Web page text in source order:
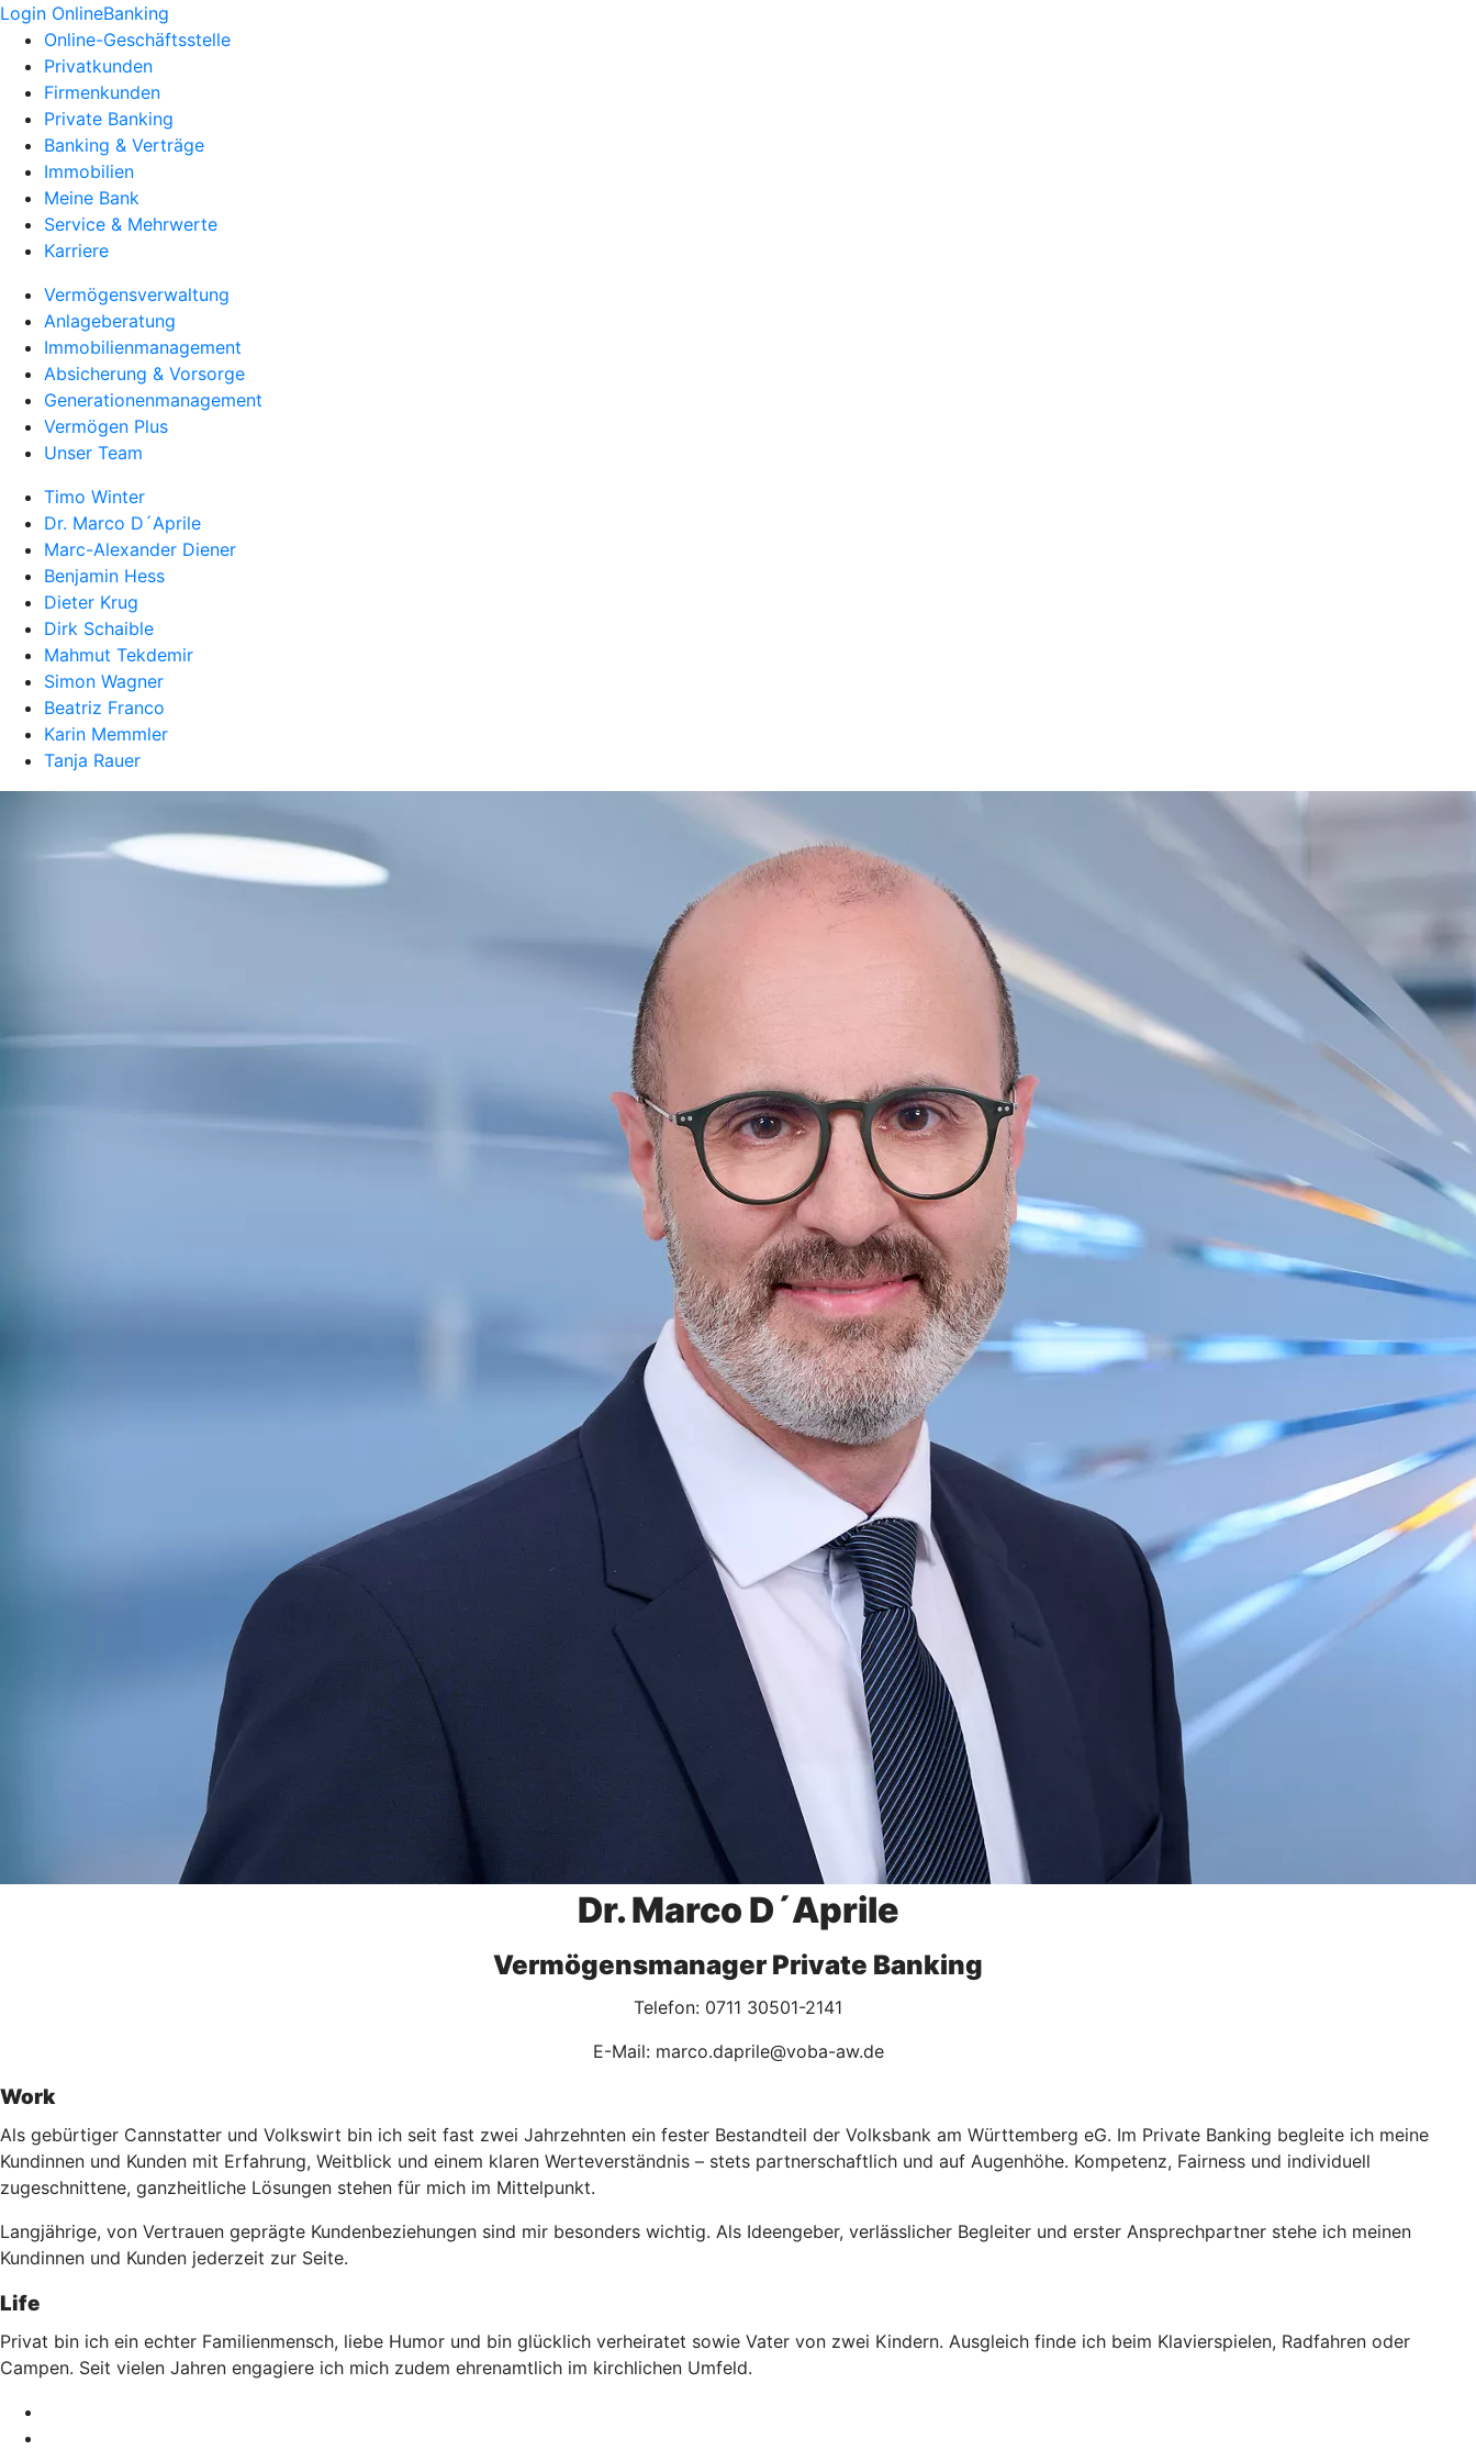
Login OnlineBanking
Online-Geschäftsstelle
Privatkunden
Firmenkunden
Private Banking
Banking & Verträge
Immobilien
Meine Bank
Service & Mehrwerte
Karriere
Vermögensverwaltung
Anlageberatung
Immobilienmanagement
Absicherung & Vorsorge
Generationenmanagement
Vermögen Plus
Unser Team
Timo Winter
Dr. Marco D´Aprile
Marc-Alexander Diener
Benjamin Hess
Dieter Krug
Dirk Schaible
Mahmut Tekdemir
Simon Wagner
Beatriz Franco
Karin Memmler
Tanja Rauer
Dr. Marco D´Aprile
Vermögensmanager Private Banking
Telefon: 0711 30501-2141
E-Mail: marco.daprile@voba-aw.de
Work
Als gebürtiger Cannstatter und Volkswirt bin ich seit fast zwei Jahrzehnten ein fester Bestandteil der Volksbank am Württemberg eG. Im Private Banking begleite ich meine
Kundinnen und Kunden mit Erfahrung, Weitblick und einem klaren Werteverständnis – stets partnerschaftlich und auf Augenhöhe. Kompetenz, Fairness und individuell
zugeschnittene, ganzheitliche Lösungen stehen für mich im Mittelpunkt.
Langjährige, von Vertrauen geprägte Kundenbeziehungen sind mir besonders wichtig. Als Ideengeber, verlässlicher Begleiter und erster Ansprechpartner stehe ich meinen
Kundinnen und Kunden jederzeit zur Seite.
Life
Privat bin ich ein echter Familienmensch, liebe Humor und bin glücklich verheiratet sowie Vater von zwei Kindern. Ausgleich finde ich beim Klavierspielen, Radfahren oder
Campen. Seit vielen Jahren engagiere ich mich zudem ehrenamtlich im kirchlichen Umfeld.